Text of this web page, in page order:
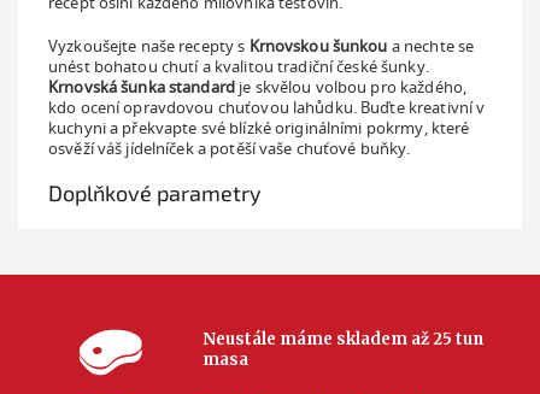
Vyzkoušejte naše recepty s Krnovskou šunkou a nechte se
unést bohatou chutí a kvalitou tradiční české šunky.
Krnovská šunka standard je skvělou volbou pro každého,
kdo ocení opravdovou chuťovou lahůdku. Buďte kreativní v
kuchyni a překvapte své blízké originálními pokrmy, které
osvěží váš jídelníček a potěší vaše chuťové buňky.
Doplňkové parametry
Neustále máme skladem až 25 tun
masa